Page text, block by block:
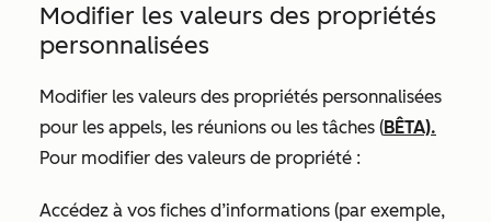
Modifier les valeurs des propriétés
personnalisées
Modifier les valeurs des propriétés personnalisées
pour les appels, les réunions ou les tâches (BÊTA).
Pour modifier des valeurs de propriété :
Accédez à vos fiches d’informations (par exemple,